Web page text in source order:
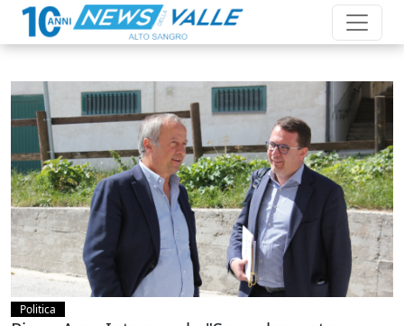
Politica